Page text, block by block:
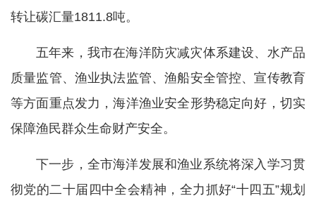
转让碳汇量1811.8吨。
五年来，我市在海洋防灾减灾体系建设、水产品
质量监管、渔业执法监管、渔船安全管控、宣传教育
等方面重点发力，海洋渔业安全形势稳定向好，切实
保障渔民群众生命财产安全。
下一步，全市海洋发展和渔业系统将深入学习贯
彻党的二十届四中全会精神，全力抓好“十四五”规划